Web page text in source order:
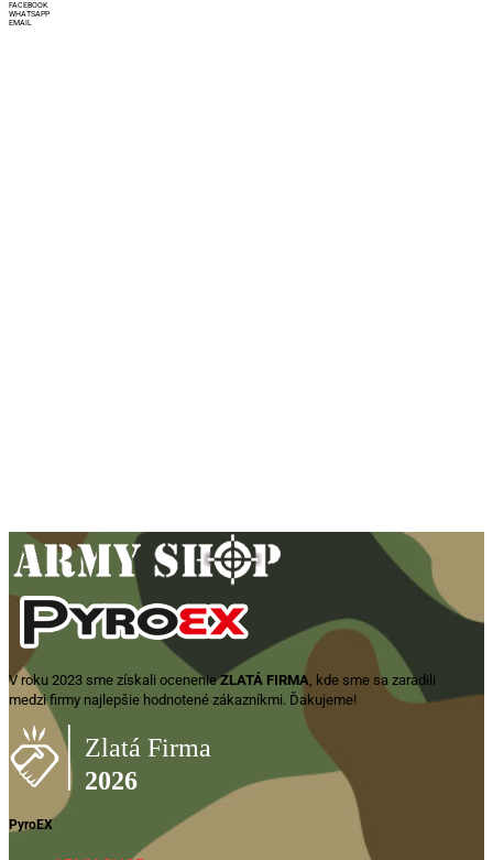
FACEBOOK
WHATSAPP
EMAIL
V roku 2023 sme získali ocenenieZLATÁ FIRMA, kde sme sa zaradili
medzi firmy najlepšie hodnotené zákazníkmi. Ďakujeme!
PyroEX